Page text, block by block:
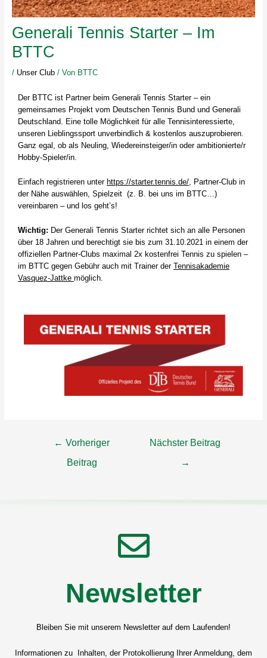
Generali Tennis Starter – Im
BTTC
/ Unser Club / Von BTTC
Der BTTC ist Partner beim Generali Tennis Starter – ein
gemeinsames Projekt vom Deutschen Tennis Bund und Generali
Deutschland. Eine tolle Möglichkeit für alle Tennisinteressierte,
unseren Lieblingssport unverbindlich & kostenlos auszuprobieren.
Ganz egal, ob als Neuling, Wiedereinsteiger/in oder ambitionierte/r
Hobby-Spieler/in.
Einfach registrieren unter https://starter.tennis.de/, Partner-Club in
der Nähe auswählen, Spielzeit (z. B. bei uns im BTTC…)
vereinbaren – und los geht’s!
Wichtig: Der Generali Tennis Starter richtet sich an alle Personen
über 18 Jahren und berechtigt sie bis zum 31.10.2021 in einem der
offiziellen Partner-Clubs maximal 2x kostenfrei Tennis zu spielen –
im BTTC gegen Gebühr auch mit Trainer derTennisakademie
Vasquez-Jattkemöglich.
← Vorheriger
Beitrag
Nächster Beitrag
→
Newsletter
Bleiben Sie mit unserem Newsletter auf dem Laufenden!
Informationen zu Inhalten, der Protokollierung Ihrer Anmeldung, dem